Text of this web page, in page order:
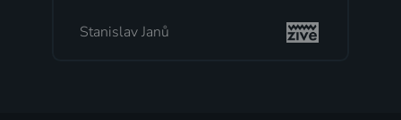
Milada Tomešová